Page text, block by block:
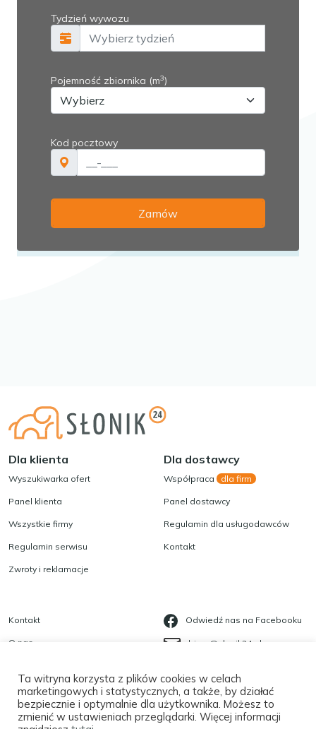
Dla klienta
Wyszukiwarka ofert
Panel klienta
Wszystkie firmy
Regulamin serwisu
Zwroty i reklamacje
Dla dostawcy
Współpraca dla firm
Panel dostawcy
Regulamin dla usługodawców
Kontakt
Kontakt
O nas
Polityka prywatności
Płatności
Odwiedź nas na Facebooku
biuro@slonik24.pl
Ta witryna korzysta z plików cookies w celach
marketingowych i statystycznych, a także, by działać
bezpiecznie i optymalnie dla użytkownika. Możesz to
zmienić w ustawieniach przeglądarki. Więcej informacji